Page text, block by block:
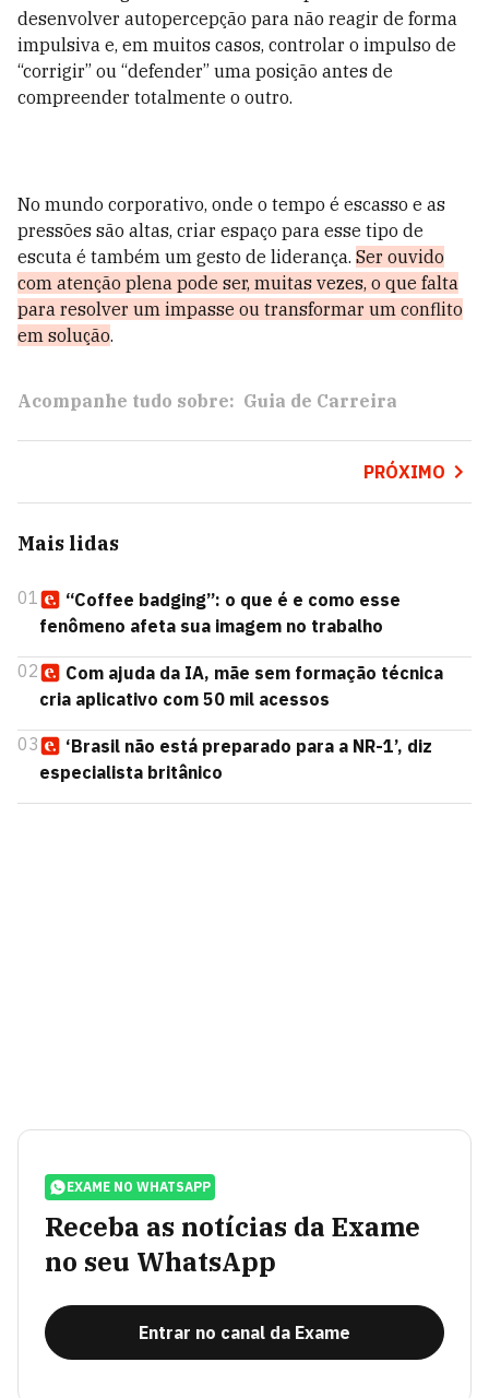
desenvolver autopercepção para não reagir de forma
impulsiva e, em muitos casos, controlar o impulso de
“corrigir” ou “defender” uma posição antes de
compreender totalmente o outro.
No mundo corporativo, onde o tempo é escasso e as
pressões são altas, criar espaço para esse tipo de
escuta é também um gesto de liderança. Ser ouvido
com atenção plena pode ser, muitas vezes, o que falta
para resolver um impasse ou transformar um conflito
em solução.
Acompanhe tudo sobre: Guia de Carreira
PRÓXIMO
Mais lidas
01
“Coffee badging”: o que é e como esse
fenômeno afeta sua imagem no trabalho
02
Com ajuda da IA, mãe sem formação técnica
cria aplicativo com 50 mil acessos
03
‘Brasil não está preparado para a NR-1’, diz
especialista britânico
EXAME NO WHATSAPP
Receba as notícias da Exame
no seu WhatsApp
Entrar no canal da Exame